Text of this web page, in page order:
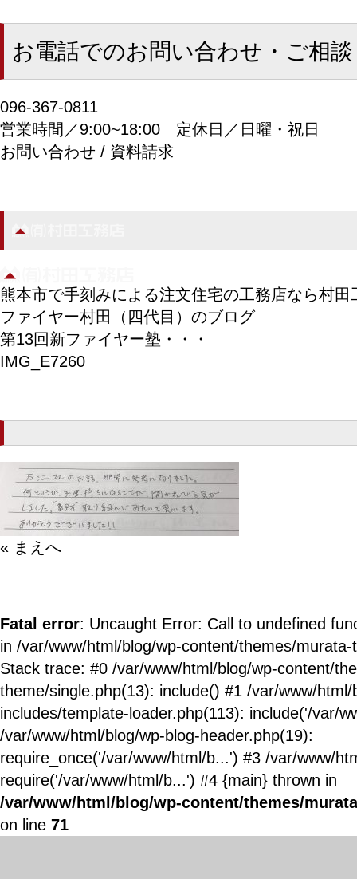
お電話でのお問い合わせ・ご相談
096-367-0811
営業時間／9:00~18:00 定休日／日曜・祝日
お問い合わせ / 資料請求
熊本市で手刻みによる注文住宅の工務店なら村田
ファイヤー村田（四代目）のブログ
第13回新ファイヤー塾・・・
IMG_E7260
« まえへ
Fatal error: Uncaught Error: Call to undefined
in /var/www/html/blog/wp-content/themes/
Stack trace: #0 /var/www/html/blog/wp-content/
theme/single.php(13): include() #1 /var/www/html/
includes/template-loader.php(113): include('/var/
/var/www/html/blog/wp-blog-header.php(19):
require_once('/var/www/html/b...') #3 /var/www/
require('/var/www/html/b...') #4 {main} thrown in
/var/www/html/blog/wp-content/themes/
on line 71